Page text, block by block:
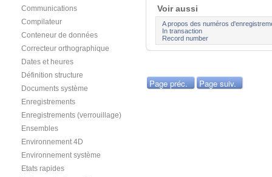
Communications
Compilateur
Conteneur de données
Correcteur orthographique
Dates et heures
Définition structure
Documents système
Enregistrements
Enregistrements (verrouillage)
Ensembles
Environnement 4D
Environnement système
Etats rapides
Voir aussi
A propos des numéros
In transaction
Record number
Page préc. Page suiv.